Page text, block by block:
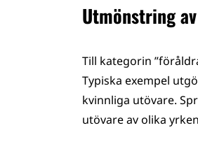
Utmönstring
Till kategorin
Typiska exempel
kvinnliga utövare.
utövare av olika